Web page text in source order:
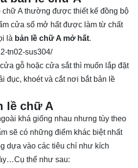
chữ A thường được thiết kế đồng bộ
cửa sổ mở hất được làm từ chất
là bản lề chữ A mở hất.
tn02-sus304/
gỗ hoặc cửa sắt thì muốn lắp đặt
đục, khoét và cắt nơi bắt bản lề
lề chữ A
khá giống nhau nhưng tùy theo
sẽ có những điểm khác biệt nhất
dựa vào các tiêu chí như kích
thể như sau: